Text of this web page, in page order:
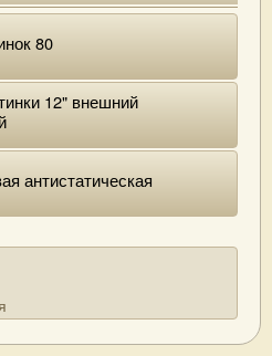
80
12" внешний
антистатическая